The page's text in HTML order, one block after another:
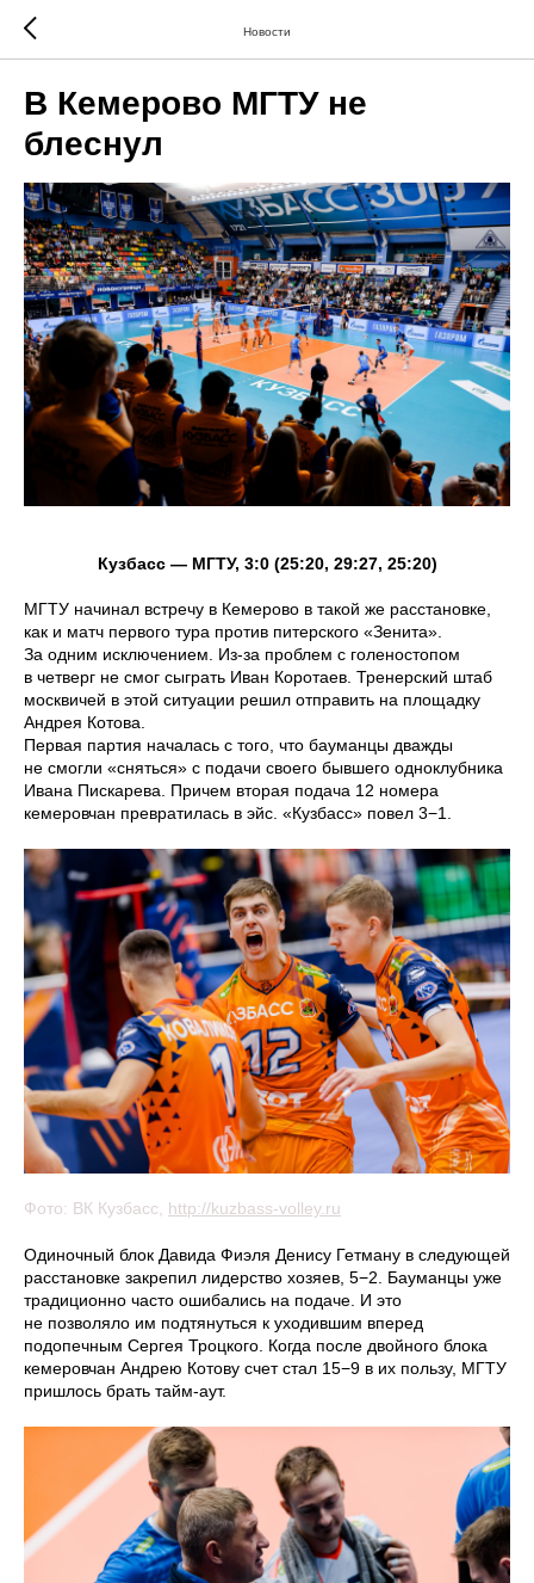
Новости
В Кемерово МГТУ не
блеснул
Кузбасс — МГТУ, 3:0 (25:20, 29:27, 25:20)
МГТУ начинал встречу в Кемерово в такой же расстановке,
как и матч первого тура против питерского «Зенита».
За одним исключением. Из-за проблем с голеностопом
в четверг не смог сыграть Иван Коротаев. Тренерский штаб
москвичей в этой ситуации решил отправить на площадку
Андрея Котова.
Первая партия началась с того, что бауманцы дважды
не смогли «сняться» с подачи своего бывшего одноклубника
Ивана Пискарева. Причем вторая подача 12 номера
кемеровчан превратилась в эйс. «Кузбасс» повел 3−1.
Фото: ВК Кузбасс, http://kuzbass-volley.ru
Одиночный блок Давида Фиэля Денису Гетману в следующей
расстановке закрепил лидерство хозяев, 5−2. Бауманцы уже
традиционно часто ошибались на подаче. И это
не позволяло им подтянуться к уходившим вперед
подопечным Сергея Троцкого. Когда после двойного блока
кемеровчан Андрею Котову счет стал 15−9 в их пользу, МГТУ
пришлось брать тайм-аут.